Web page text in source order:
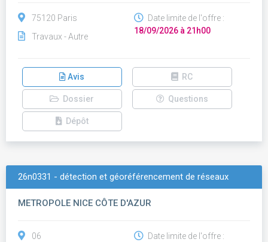
75120 Paris
Travaux - Autre
Date limite de l'offre :
18/09/2026 à 21h00
Avis RC
Dossier Questions
Dépôt
26n0331 - détection et géoréférencement de réseaux
METROPOLE NICE CÔTE D'AZUR
06
Date limite de l'offre :